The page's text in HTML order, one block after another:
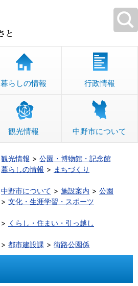
暮らしの情報 行政情報
観光情報 中野市について
観光情報
公園・博物館・記念館
暮らしの情報
まちづくり
中野市について 施設案内
公園
文化・生涯学習・スポーツ
くらし・住まい・引っ越し
都市建設課 街路公園係